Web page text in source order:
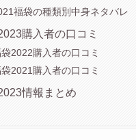
福袋の種類別中身ネタバレ
購入者の口コミ
2022購入者の口コミ
2021購入者の口コミ
情報まとめ